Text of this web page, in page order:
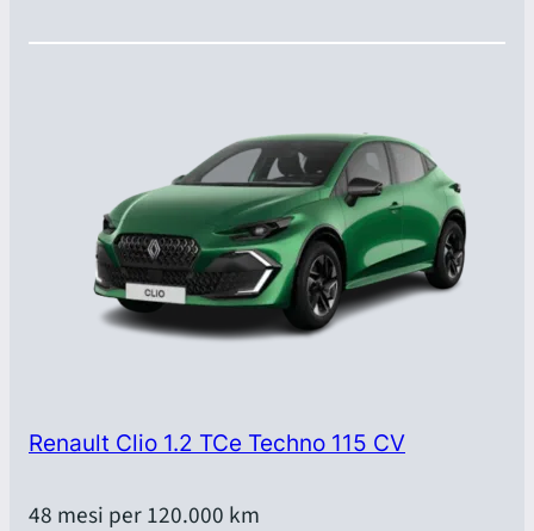
Renault Clio 1.2 TCe Techno 115 CV
48 mesi per 120.000 km